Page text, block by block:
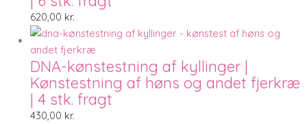
620,00 kr.
DNA-kønstestning af kyllinger |
Kønstestning af høns og andet fjerkræ
| 4 stk. fragt
430,00 kr.